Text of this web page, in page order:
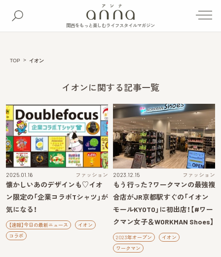
関西をもっと楽しむライフスタイルマガジン
TOP イオン
イオンに関する記事一覧
2025.01.16 ファッション
懐かしいあのデザインも♡イオ
ン限定の「企業コラボTシャツ」が
気になる！
【速報】今日の最新ニュース
イオン
コラボ
2023.12.15 ファッション
もう行った？ワークマンの最強複
合店がJR京都駅すぐの「イオン
モールKYOTO」に初出店！【#ワー
クマン女子＆WORKMAN Shoes】
2023年オープン
イオン
ワークマン